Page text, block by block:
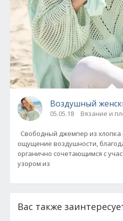
Воздушный
05.05.18 Вязание и
Свободный джемпер из
ощущение воздушности,
органично сочетающимся с
узором из
Вас также